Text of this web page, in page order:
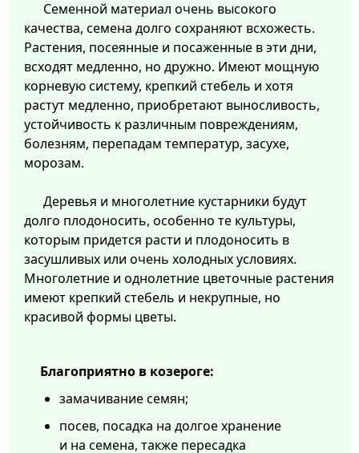
Семенной материал очень высокого
качества, семена долго сохраняют всхожесть.
Растения, посеянные и посаженные в эти дни,
всходят медленно, но дружно. Имеют мощную
корневую систему, крепкий стебель и хотя
растут медленно, приобретают выносливость,
устойчивость к различным повреждениям,
болезням, перепадам температур, засухе,
морозам.
Деревья и многолетние кустарники будут
долго плодоносить, особенно те культуры,
которым придется расти и плодоносить в
засушливых или очень холодных условиях.
Многолетние и однолетние цветочные растения
имеют крепкий стебель и некрупные, но
красивой формы цветы.
Благоприятно в козероге:
замачивание семян;
посев, посадка на долгое хранение
и на семена, также пересадка